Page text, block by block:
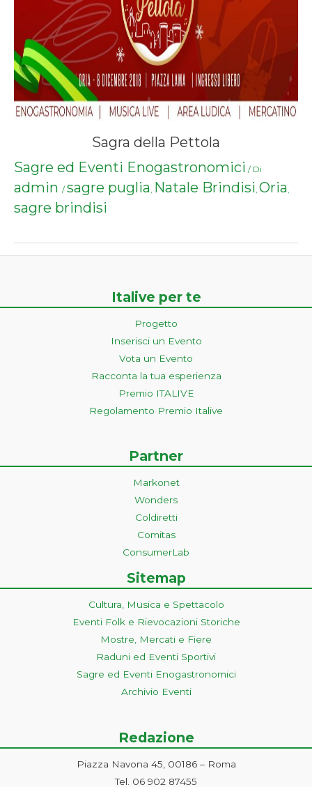
Sagra della Pettola
Sagre ed Eventi Enogastronomici / Di
admin /sagre puglia Natale Brindisi Oria
sagre brindisi
Italive per te
Progetto
Inserisci un Evento
Vota un Evento
Racconta la tua esperienza
Premio ITALIVE
Regolamento Premio Italive
Partner
Markonet
Wonders
Coldiretti
Comitas
ConsumerLab
Sitemap
Cultura, Musica e Spettacolo
Eventi Folk e Rievocazioni Storiche
Mostre, Mercati e Fiere
Raduni ed Eventi Sportivi
Sagre ed Eventi Enogastronomici
Archivio Eventi
Redazione
Piazza Navona 45, 00186 – Roma
Tel. 06 902 87455